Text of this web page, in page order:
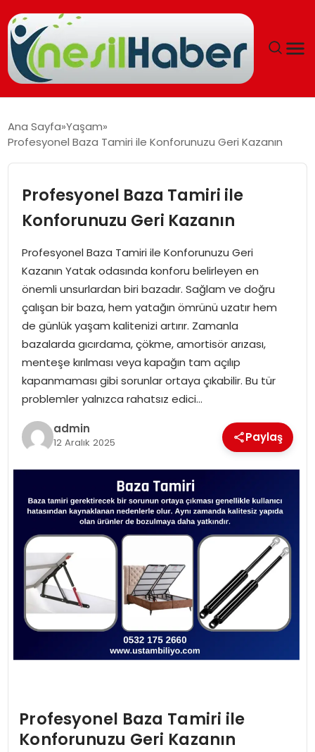
GÜNCEL
YAŞAM
EĞITIM
SOSYAL HABER
SPOR
EKONOMI
MAGAZIN
TEKNOLOJI
Ana Sayfa Yaşam
Profesyonel Baza Tamiri ile Konforunuzu Geri Kazanın
Profesyonel Baza Tamiri ile
Konforunuzu Geri Kazanın
Profesyonel Baza Tamiri ile Konforunuzu Geri
Kazanın Yatak odasında konforu belirleyen en
önemli unsurlardan biri bazadır. Sağlam ve doğru
çalışan bir baza, hem yatağın ömrünü uzatır hem
de günlük yaşam kalitenizi artırır. Zamanla
bazalarda gıcırdama, çökme, amortisör arızası,
menteşe kırılması veya kapağın tam açılıp
kapanmaması gibi sorunlar ortaya çıkabilir. Bu tür
problemler yalnızca rahatsız edici…
admin
12 Aralık 2025 Paylaş
Profesyonel Baza Tamiri ile
Konforunuzu Geri Kazanın